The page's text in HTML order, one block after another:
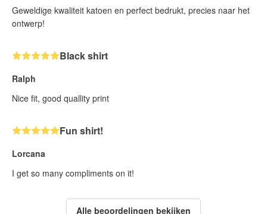
Geweldige kwaliteit katoen en perfect bedrukt, precies naar het
ontwerp!
Black shirt
Ralph
Nice fit, good quallity print
Fun shirt!
Lorcana
I get so many compliments on it!
Alle beoordelingen bekijken